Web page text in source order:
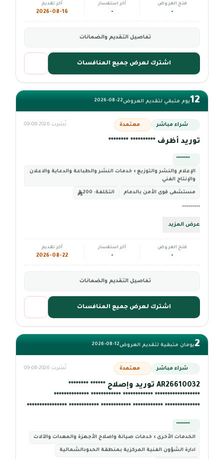
فتح العروض
-
آخر استفسار
-
آخر تقديم
2026-08-16
تفاصيل التقديم والضمانات
اشترك لعرض جميع المنافسات
12يوم متبقي لتقديم العروض2026-08-22
شراء مباشر معتمدة نُشرت 2026-08-09
توريد أظرف ********** ********
*********
الإعلام والنشر والتوزيع › خدمات النشر والطباعة والدعاية والاعلان
والإنتاج الفني
مستشفى قوى الأمن بالدمام التكلفة:
*********
عرض المزيد
فتح العروض
-
آخر استفسار
-
آخر تقديم
2026-08-22
تفاصيل التقديم والضمانات
اشترك لعرض جميع المنافسات
2يومان متبقية لتقديم العروض2026-08-12
شراء مباشر معتمدة نُشرت 2026-08-09
AR26610032 توريد وإصلاح ****** ********
****************** ************ ************ **************
************** ************ ************ ************ ****************
*********
الخدمات الأخرى › خدمات صيانة واصلاح الأجهزة والمعدات والآلات
ادارة الشؤون الفنية المركزية بمنطقة الحدودالشمالية